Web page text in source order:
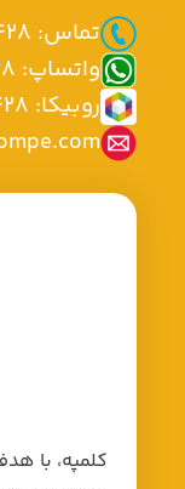
کلمپه، با
تماس: 09132474428
واتساپ: 09132474428
روبیکا: 09132474428